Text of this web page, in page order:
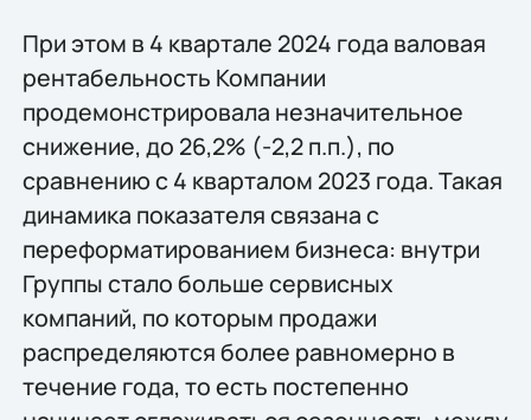
При этом в 4 квартале 2024 года валовая
рентабельность Компании
продемонстрировала незначительное
снижение, до 26,2% (-2,2 п.п.), по
сравнению с 4 кварталом 2023 года. Такая
динамика показателя связана с
переформатированием бизнеса: внутри
Группы стало больше сервисных
компаний, по которым продажи
распределяются более равномерно в
течение года, то есть постепенно